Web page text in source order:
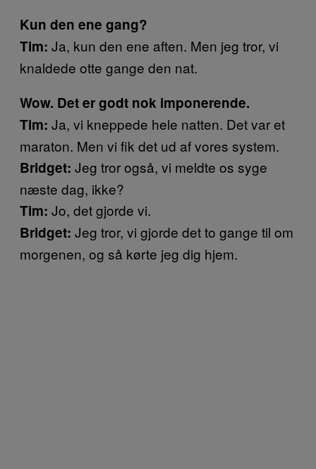
Kun den ene gang?
Tim: Ja, kun den ene aften. Men jeg tror, vi
knaldede otte gange den nat.
Wow. Det er godt nok imponerende.
Tim: Ja, vi kneppede hele natten. Det var et
maraton. Men vi fik det ud af vores system.
Bridget: Jeg tror også, vi meldte os syge
næste dag, ikke?
Tim: Jo, det gjorde vi.
Bridget: Jeg tror, vi gjorde det to gange til om
morgenen, og så kørte jeg dig hjem.